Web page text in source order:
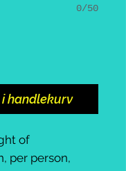
0/50
handlekurv
of
per person,